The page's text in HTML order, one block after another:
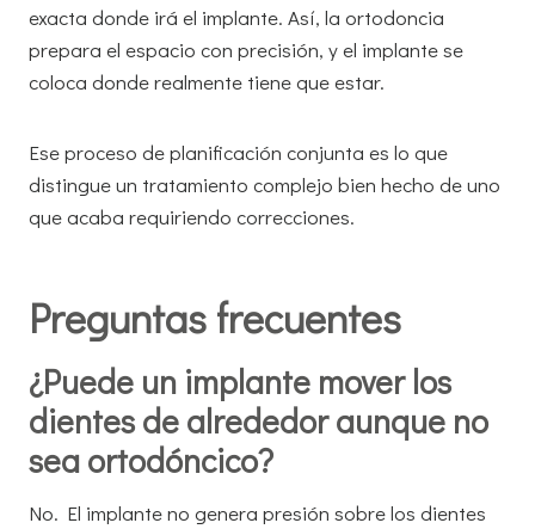
exacta donde irá el implante. Así, la ortodoncia
prepara el espacio con precisión, y el implante se
coloca donde realmente tiene que estar.
Ese proceso de planificación conjunta es lo que
distingue un tratamiento complejo bien hecho de uno
que acaba requiriendo correcciones.
Preguntas frecuentes
¿Puede un implante mover los
dientes de alrededor aunque no
sea ortodóncico?
No. El implante no genera presión sobre los dientes